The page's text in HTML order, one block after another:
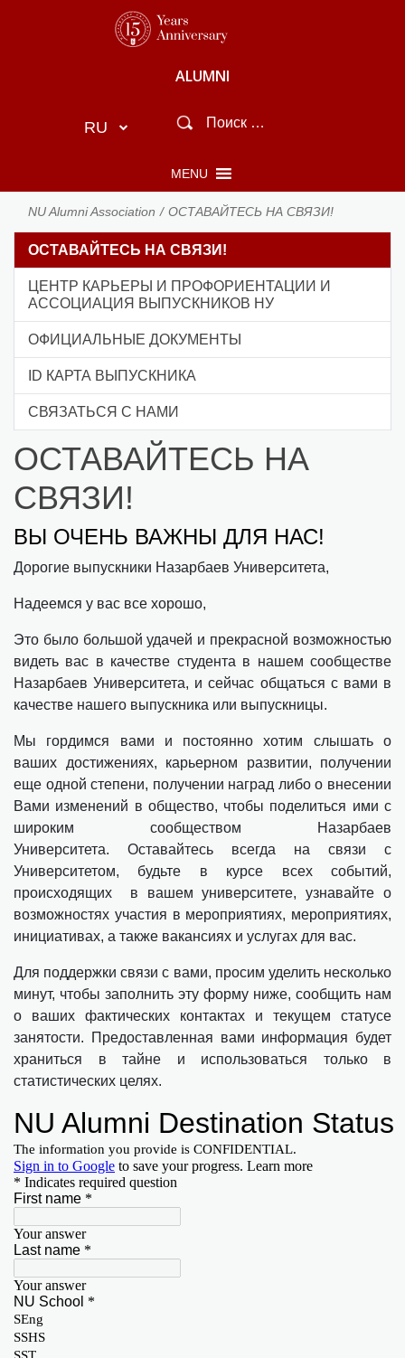
ALUMNI
RU
MENU
NU Alumni Association ОСТАВАЙТЕСЬ НА СВЯЗИ!
ОСТАВАЙТЕСЬ НА СВЯЗИ!
ЦЕНТР КАРЬЕРЫ И ПРОФОРИЕНТАЦИИ И
АССОЦИАЦИЯ ВЫПУСКНИКОВ НУ
ОФИЦИАЛЬНЫЕ ДОКУМЕНТЫ
ID КАРТА ВЫПУСКНИКА
СВЯЗАТЬСЯ С НАМИ
ОСТАВАЙТЕСЬ НА
СВЯЗИ!
ВЫ ОЧЕНЬ ВАЖНЫ ДЛЯ НАС!
Дорогие выпускники Назарбаев Университета,
Надеемся у вас все хорошо,
Это было большой удачей и прекрасной возможностью
видеть вас в качестве студента в нашем сообществе
Назарбаев Университета, и сейчас общаться с вами в
качестве нашего выпускника или выпускницы.
Мы гордимся вами и постоянно хотим слышать о
ваших достижениях, карьерном развитии, получении
еще одной степени, получении наград либо о внесении
Вами изменений в общество, чтобы поделиться ими с
широким сообществом Назарбаев
Университета. Оставайтесь всегда на связи с
Университетом, будьте в курсе всех событий,
происходящих в вашем университете, узнавайте о
возможностях участия в мероприятиях, мероприятиях,
инициативах, а также вакансиях и услугах для вас.
Для поддержки связи с вами, просим уделить несколько
минут, чтобы заполнить эту форму ниже, сообщить нам
о ваших фактических контактах и текущем статусе
занятости. Предоставленная вами информация будет
храниться в тайне и использоваться только в
статистических целях.